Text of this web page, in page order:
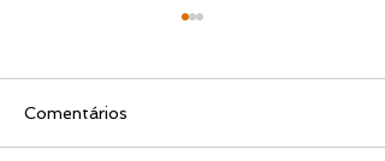
Comentários